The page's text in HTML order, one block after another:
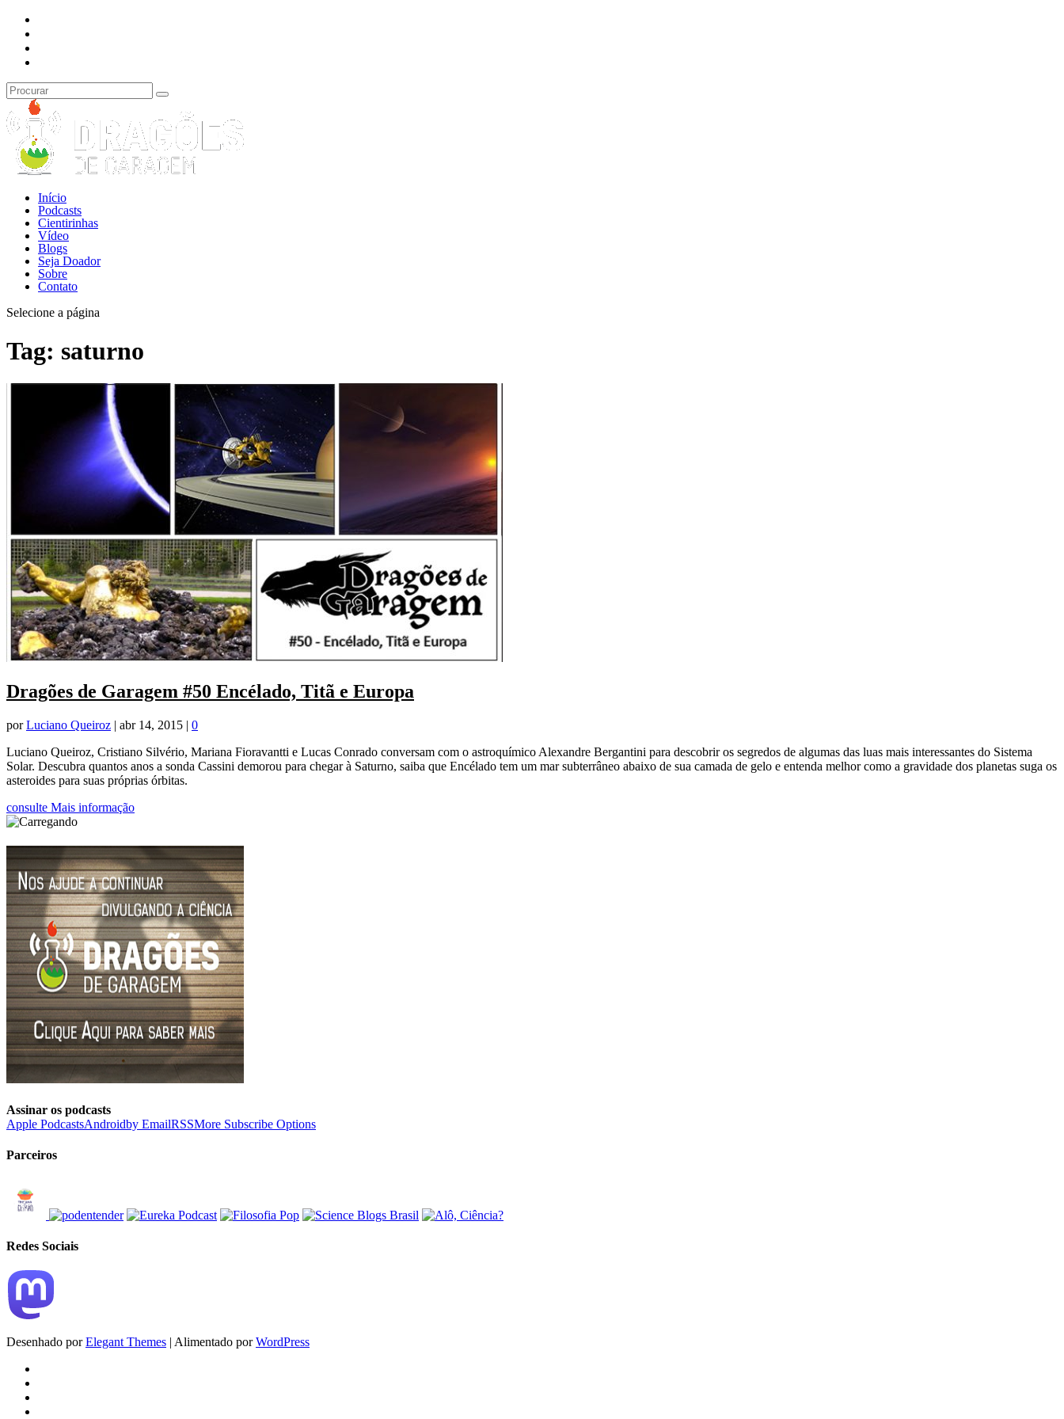
Início
Podcasts
Cientirinhas
Vídeo
Blogs
Seja Doador
Sobre
Contato
Selecione a página
Tag: saturno
Dragões de Garagem #50 Encélado, Titã e Europa
porLuciano Queiroz | abr 14, 2015 | 0
Luciano Queiroz, Cristiano Silvério, Mariana Fioravantti e Lucas Conrado conversam com o astroquímico Alexandre Bergantini para descobrir os segredos de algumas das luas mais interessantes do Sistema
Solar. Descubra quantos anos a sonda Cassini demorou para chegar à Saturno, saiba que Encélado tem um mar subterrâneo abaixo de sua camada de gelo e entenda melhor como a gravidade dos planetas suga os
asteroides para suas próprias órbitas.
consulte Mais informação
Assinar os podcasts
Apple PodcastsAndroidby EmailRSSMore Subscribe Options
Parceiros
Redes Sociais
Desenhado porElegant Themes | Alimentado porWordPress